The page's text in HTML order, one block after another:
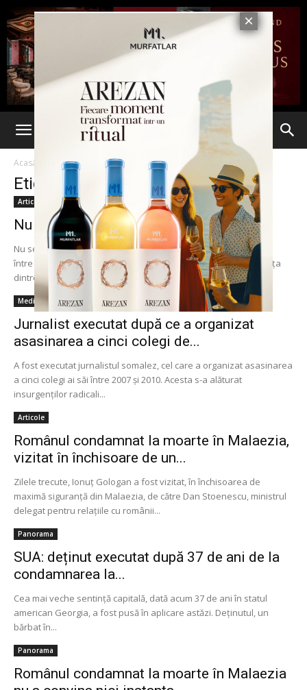
Acasă Etichete Condamnare la moarte
Etichetă: condamnare la moarte
Articole
Nu se poate să se condamne la moarte!
Nu se poate, să se condamne la moarte! Vedeţi vreo diferenţă
între titlu şi prima propoziţie? E o mică virgulă care face diferenţa
dintre...
Media
Jurnalist executat după ce a organizat
asasinarea a cinci colegi de...
A fost executat jurnalistul somalez, cel care a organizat asasinarea
a cinci colegi ai săi între 2007 și 2010. Acesta s-a alăturat
insurgenților radicali...
Articole
Românul condamnat la moarte în Malaezia,
vizitat în închisoare de un...
Zilele trecute, Ionuţ Gologan a fost vizitat, în închisoarea de
maximă siguranţă din Malaezia, de către Dan Stoenescu, ministrul
delegat pentru relaţiile cu românii...
Panorama
SUA: deținut executat după 37 de ani de la
condamnarea la...
Cea mai veche sentinţă capitală, dată acum 37 de ani în statul
american Georgia, a fost pusă în aplicare astăzi. Deţinutul, un
bărbat în...
Panorama
Românul condamnat la moarte în Malaezia